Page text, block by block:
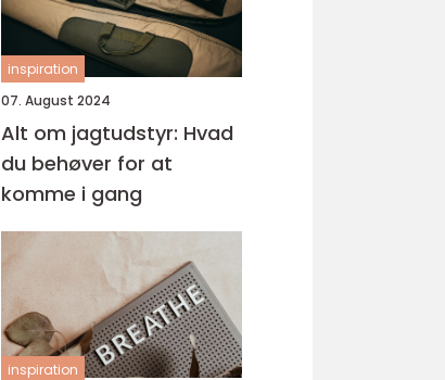
inspiration
07. August 2024
Alt om jagtudstyr: Hvad
du behøver for at
komme i gang
inspiration